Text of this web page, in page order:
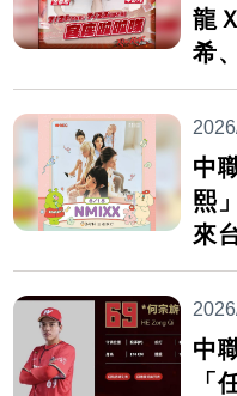
龍
希
磅
中
熙
來
中
「